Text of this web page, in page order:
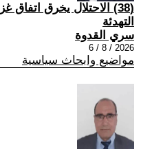
(38) الاحتلال يخرق اتفاق
التهدئة
سري القدوة
2026 / 8 / 6
مواضيع وابحاث سياسية